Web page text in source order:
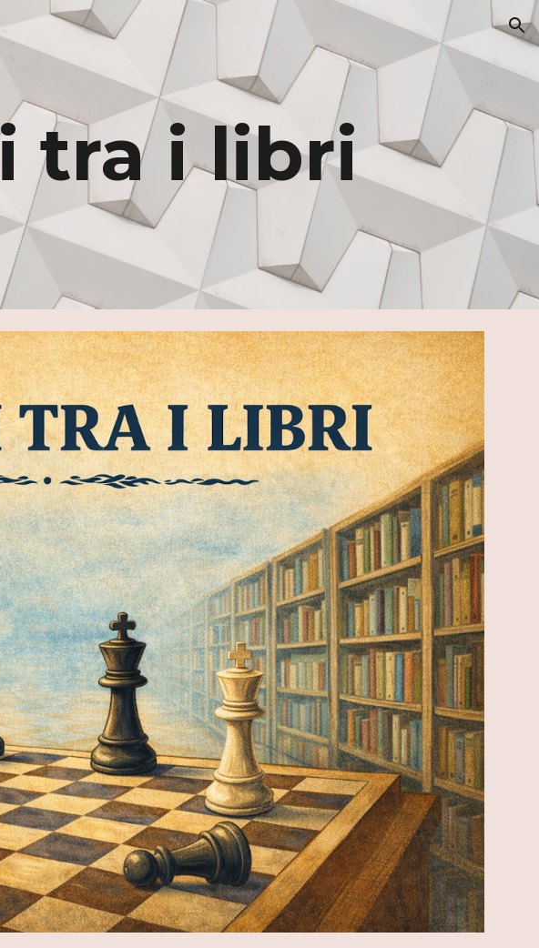
Skip to navigation
tra i libri